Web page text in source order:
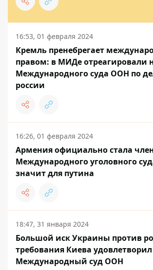
16:53, 01 февраля 2024
Кремль пренебрегает
правом: в МИДе отреагировали
Международного суда ООН по
россии
16:26, 01 февраля 2024
Армения официально стала
Международного уголовного
значит для путина
18:47, 31 января 2024
Большой иск Украины против
требования Киева удовлетворил
Международный суд ООН